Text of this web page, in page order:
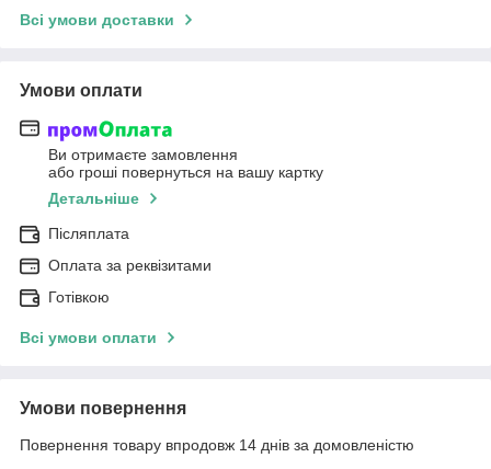
Всі умови доставки
Умови оплати
Ви отримаєте замовлення
або гроші повернуться на вашу картку
Детальніше
Післяплата
Оплата за реквізитами
Готівкою
Всі умови оплати
Умови повернення
Повернення товару впродовж 14 днів за домовленістю